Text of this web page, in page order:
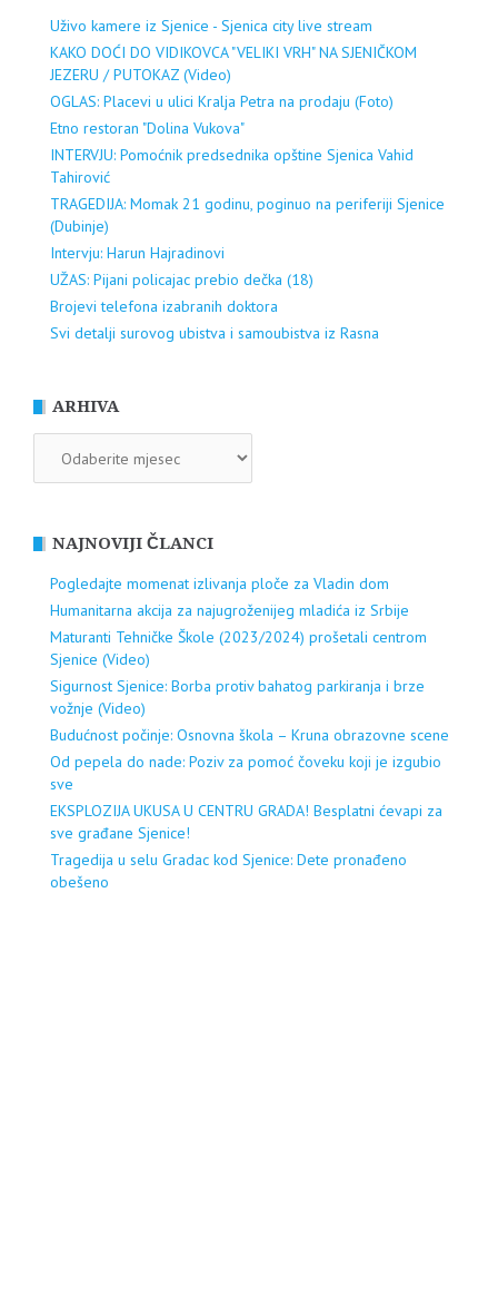
Uživo kamere iz Sjenice - Sjenica city live stream
KAKO DOĆI DO VIDIKOVCA "VELIKI VRH" NA SJENIČKOM
JEZERU / PUTOKAZ (Video)
OGLAS: Placevi u ulici Kralja Petra na prodaju (Foto)
Etno restoran "Dolina Vukova"
INTERVJU: Pomoćnik predsednika opštine Sjenica Vahid
Tahirović
TRAGEDIJA: Momak 21 godinu, poginuo na periferiji Sjenice
(Dubinje)
Intervju: Harun Hajradinovi
UŽAS: Pijani policajac prebio dečka (18)
Brojevi telefona izabranih doktora
Svi detalji surovog ubistva i samoubistva iz Rasna
ARHIVA
NAJNOVIJI ČLANCI
Pogledajte momenat izlivanja ploče za Vladin dom
Humanitarna akcija za najugroženijeg mladića iz Srbije
Maturanti Tehničke Škole (2023/2024) prošetali centrom
Sjenice (Video)
Sigurnost Sjenice: Borba protiv bahatog parkiranja i brze
vožnje (Video)
Budućnost počinje: Osnovna škola – Kruna obrazovne scene
Od pepela do nade: Poziv za pomoć čoveku koji je izgubio
sve
EKSPLOZIJA UKUSA U CENTRU GRADA! Besplatni ćevapi za
sve građane Sjenice!
Tragedija u selu Gradac kod Sjenice: Dete pronađeno
obešeno